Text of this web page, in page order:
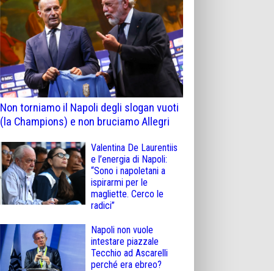
Non torniamo il Napoli degli slogan vuoti
(la Champions) e non bruciamo Allegri
Valentina De Laurentiis
e l’energia di Napoli:
“Sono i napoletani a
ispirarmi per le
magliette. Cerco le
radici”
Napoli non vuole
intestare piazzale
Tecchio ad Ascarelli
perché era ebreo?